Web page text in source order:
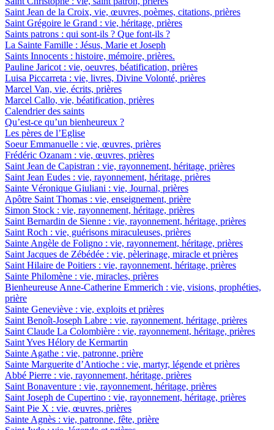
Saint Jean de la Croix, vie, œuvres, poèmes, citations, prières
Saint Grégoire le Grand : vie, héritage, prières
Saints patrons : qui sont-ils ? Que font-ils ?
La Sainte Famille : Jésus, Marie et Joseph
Saints Innocents : histoire, mémoire, prières.
Pauline Jaricot : vie, oeuvres, béatification, prières
Luisa Piccarreta : vie, livres, Divine Volonté, prières
Marcel Van, vie, écrits, prières
Marcel Callo, vie, béatification, prières
Calendrier des saints
Qu’est-ce qu’un bienheureux ?
Les pères de l’Eglise
Soeur Emmanuelle : vie, œuvres, prières
Frédéric Ozanam : vie, œuvres, prières
Saint Jean de Capistran : vie, rayonnement, héritage, prières
Saint Jean Eudes : vie, rayonnement, héritage, prières
Sainte Véronique Giuliani : vie, Journal, prières
Apôtre Saint Thomas : vie, enseignement, prière
Simon Stock : vie, rayonnement, héritage, prières
Saint Bernardin de Sienne : vie, rayonnement, héritage, prières
Saint Roch : vie, guérisons miraculeuses, prières
Sainte Angèle de Foligno : vie, rayonnement, héritage, prières
Saint Jacques de Zébédée : vie, pèlerinage, miracle et prières
Saint Hilaire de Poitiers : vie, rayonnement, héritage, prières
Sainte Philomène : vie, miracles, prières
Bienheureuse Anne-Catherine Emmerich : vie, visions, prophéties,
prière
Sainte Geneviève : vie, exploits et prières
Saint Benoît-Joseph Labre : vie, rayonnement, héritage, prières
Saint Claude La Colombière : vie, rayonnement, héritage, prières
Saint Yves Hélory de Kermartin
Sainte Agathe : vie, patronne, prière
Sainte Marguerite d’Antioche : vie, martyr, légende et prières
Abbé Pierre : vie, rayonnement, héritage, prières
Saint Bonaventure : vie, rayonnement, héritage, prières
Saint Joseph de Cupertino : vie, rayonnement, héritage, prières
Saint Pie X : vie, œuvres, prières
Sainte Agnès : vie, patronne, fête, prière